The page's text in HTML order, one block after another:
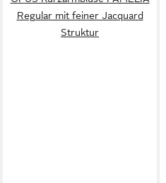
Regular mit feiner Jacquard
Struktur